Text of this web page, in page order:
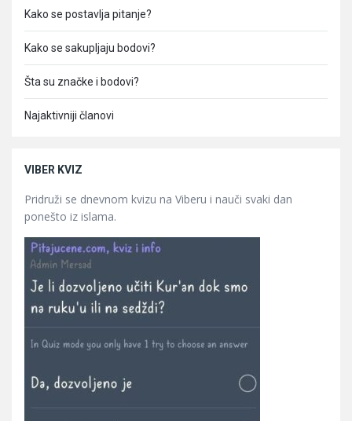
Kako se postavlja pitanje?
Kako se sakupljaju bodovi?
Šta su značke i bodovi?
Najaktivniji članovi
VIBER KVIZ
Pridruži se dnevnom kvizu na Viberu i nauči svaki dan
ponešto iz islama.